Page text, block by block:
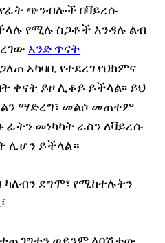
ጭንብሎች በቫይረሱ
የሚሉ ስጋቶች እንዳሉ ልብ
አንድ ጥናት
አካባቢ የተደረገ የህክምና
ቀናት ይዞ ሊቆይ ይችላል፡፡ ይህ
ማድረግ፣ መልሶ መጠቀም
መነካካት ራስን ለቫይረሱ
ሊሆን ይችላል።
ደግሞ፣ የሚከተሉትን